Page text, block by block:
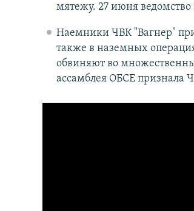
мятежу. 27 июня ведомство
Наемники ЧВК "Вагнер"
также в наземных
обвиняют во
ассамблея ОБСЕ признала